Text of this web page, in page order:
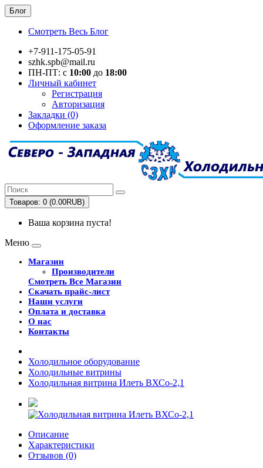
Блог
Смотреть Весь Блог
+7-911-175-05-91
szhk.spb@mail.ru
ПН-ПТ: с 10:00 до 18:00
Личный кабинет
Регистрация
Авторизация
Закладки (0)
Оформление заказа
Товаров: 0 (0.00RUB)
Ваша корзина пуста!
Меню
Магазин
Производители
Смотреть Все Магазин
Скачать прайс-лист
Наши услуги
Оплата и доставка
О нас
Контакты
Холодильное оборудование
Холодильные витрины
Холодильная витрина Илеть ВХСо-2,1
Описание
Характеристики
Отзывов (0)